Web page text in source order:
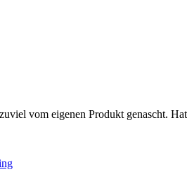
vom eigenen Produkt genascht.